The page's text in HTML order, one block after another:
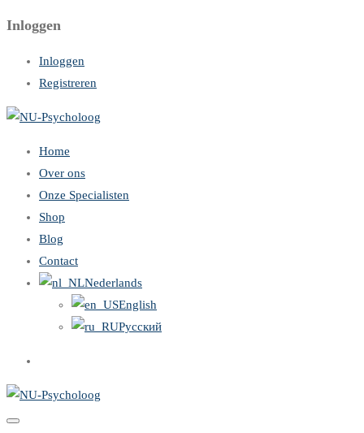
Inloggen
Inloggen
Registreren
Home
Over ons
Onze Specialisten
Shop
Blog
Contact
Nederlands
English
Русский